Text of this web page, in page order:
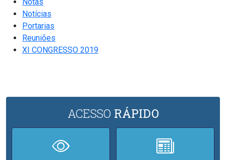
Notícias
Portarias
Reuniões
XI CONGRESSO 2019
ACESSO RÁPIDO